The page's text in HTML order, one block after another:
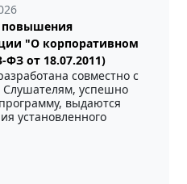
"О корпоративном
ФЗ от 18.07.2011)
совместно с
успешно
выдаются
установленного